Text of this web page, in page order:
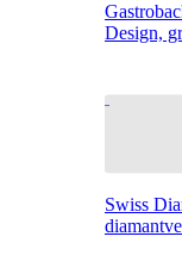
Design,
Swiss